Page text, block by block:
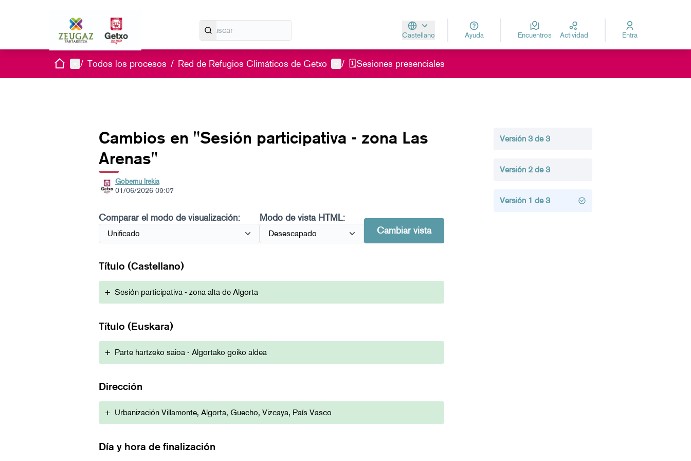
Castellano
Aukeratu hizkuntzaElegir el idioma
Ayuda Encuentros Actividad Entra
InicioMenú principal
/ Todos los procesos / Red de Refugios Climáticos de Getxo Menú de usuario
/ 🗓️Sesiones presenciales
Cambios en "Sesión participativa - zona Las
Arenas"
Gobernu Irekia
01/06/2026 09:07
Comparar el modo de visualización:
Modo de vista HTML:
Cambiar vista
Título (Castellano)
+ Sesión participativa - zona alta de Algorta
Título (Euskara)
+ Parte hartzeko saioa - Algortako goiko aldea
Dirección
+ Urbanización Villamonte, Algorta, Guecho, Vizcaya, País Vasco
Día y hora de finalización
Versión 3 de 3
Versión 2 de 3
Versión 1 de 3